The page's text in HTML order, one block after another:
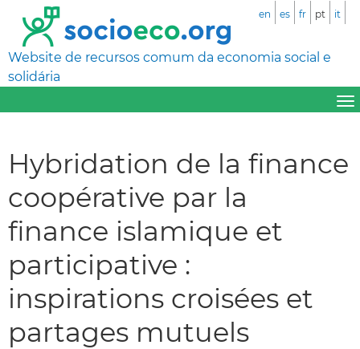
Website de recursos comum da economia social e
solidária
en es fr pt it
Hybridation de la finance
coopérative par la
finance islamique et
participative :
inspirations croisées et
partages mutuels